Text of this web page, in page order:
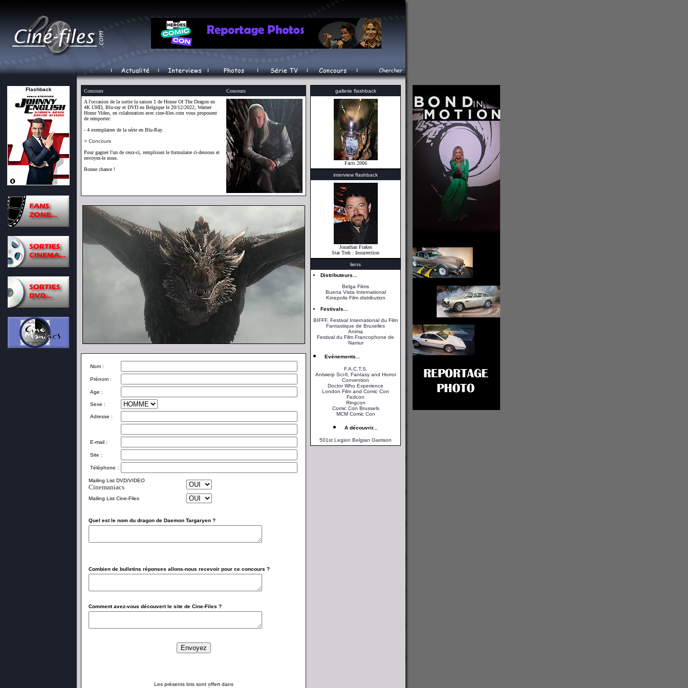
Flashback Concours
Concours
A l'occasion de la sortie la saison 1 de House Of The Dragon en
4K UHD, Blu-ray et DVD en Belgique le 20/12/2022, Warner
Home Video, en colaboration avec cine-files.com vous proposent
de remporter:
- 4 exemplaires de la série en Blu-Ray.
> Concours
Pour gagner l'un de ceux-ci, remplissez le formulaire ci-dessous et
envoyez-le nous.
Bonne chance !
Nom :
Prénom :
Age :
Sexe :
Adresse :
E-mail :
Site :
Téléphone :
Mailing List DVD/VIDEO
Cinemaniacs
Mailing List Cine-Files
Quel est le nom du dragon de Daemon Targaryen ?
Combien de bulletins réponses allons-nous recevoir pour ce concours ?
Comment avez-vous découvert le site de Cine-Files ?
Les présents lots sont offert dans
gallerie flashback
Facts 2006
interview flashback
Jonathan Frakes
Star Trek : Insurrection
liens
Distributeurs...
Belga Films
Buena Vista International
Kinepolis Film distribution
Festivals...
BIFFF, Festival International du Film
Fantastique de Bruxelles
Anima
Festival du Film Francophone de
Namur
Evénements...
F.A.C.T.S.
Antwerp Sci-fi, Fantasy and Horror
Convention
Doctor Who Experience
London Film and Comic Con
Fedcon
Ringcon
Comic Con Brussels
MCM Comic Con
A découvrir...
501st Legion Belgian Garrison